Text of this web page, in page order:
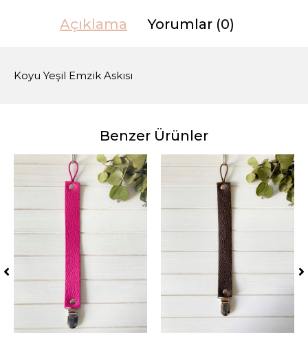
Açıklama Yorumlar (0)
Koyu Yeşil Emzik Askısı
Benzer Ürünler